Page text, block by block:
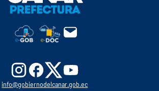
info@gobiernodelcanar.gob.ec